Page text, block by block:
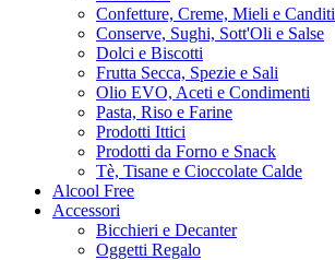
Confetture, Creme, Mieli e Canditi
Conserve, Sughi, Sott'Oli e Salse
Dolci e Biscotti
Frutta Secca, Spezie e Sali
Olio EVO, Aceti e Condimenti
Pasta, Riso e Farine
Prodotti Ittici
Prodotti da Forno e Snack
Tè, Tisane e Cioccolate Calde
Alcool Free
Accessori
Bicchieri e Decanter
Oggetti Regalo